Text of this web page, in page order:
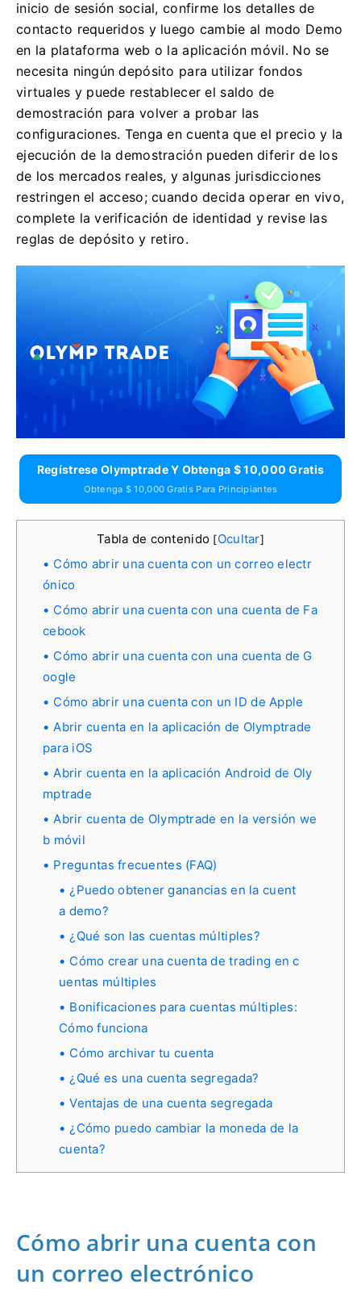
inicio de sesión social, confirme los detalles de
contacto requeridos y luego cambie al modo Demo
en la plataforma web o la aplicación móvil. No se
necesita ningún depósito para utilizar fondos
virtuales y puede restablecer el saldo de
demostración para volver a probar las
configuraciones. Tenga en cuenta que el precio y la
ejecución de la demostración pueden diferir de los
de los mercados reales, y algunas jurisdicciones
restringen el acceso; cuando decida operar en vivo,
complete la verificación de identidad y revise las
reglas de depósito y retiro.
Regístrese Olymptrade Y Obtenga $ 10,000 Gratis
Obtenga $ 10,000 Gratis Para Principiantes
Tabla de contenido [Ocultar]
Cómo abrir una cuenta con un correo electr
ónico
Cómo abrir una cuenta con una cuenta de Fa
cebook
Cómo abrir una cuenta con una cuenta de G
oogle
Cómo abrir una cuenta con un ID de Apple
Abrir cuenta en la aplicación de Olymptrade
para iOS
Abrir cuenta en la aplicación Android de Oly
mptrade
Abrir cuenta de Olymptrade en la versión we
b móvil
Preguntas frecuentes (FAQ)
¿Puedo obtener ganancias en la cuent
a demo?
¿Qué son las cuentas múltiples?
Cómo crear una cuenta de trading en c
uentas múltiples
Bonificaciones para cuentas múltiples:
Cómo funciona
Cómo archivar tu cuenta
¿Qué es una cuenta segregada?
Ventajas de una cuenta segregada
¿Cómo puedo cambiar la moneda de la
cuenta?
Cómo abrir una cuenta con
un correo electrónico